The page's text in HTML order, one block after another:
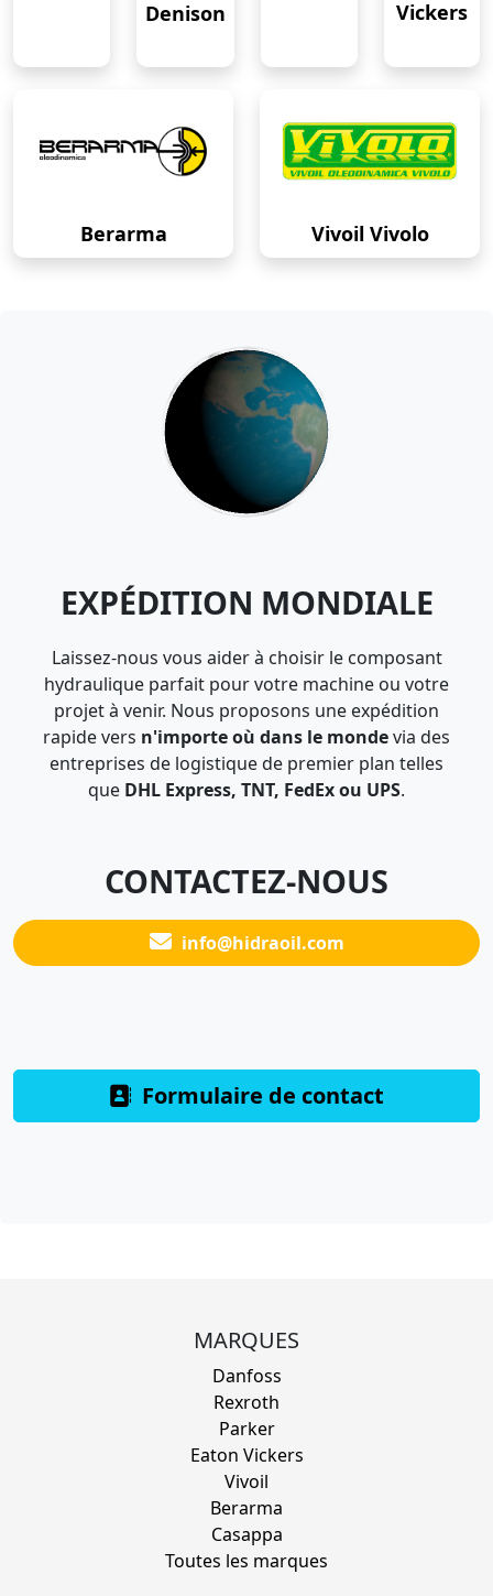
Denison Vickers
Berarma Vivoil Vivolo
EXPÉDITION MONDIALE
Laissez-nous vous aider à choisir le composant
hydraulique parfait pour votre machine ou votre
projet à venir. Nous proposons une expédition
rapide vers n'importe où dans le mondevia des
entreprises de logistique de premier plan telles
que DHL Express, TNT, FedEx ou UPS.
CONTACTEZ-NOUS
info@hidraoil.com
Formulaire de contact
MARQUES
Danfoss
Rexroth
Parker
Eaton Vickers
Vivoil
Berarma
Casappa
Toutes les marques